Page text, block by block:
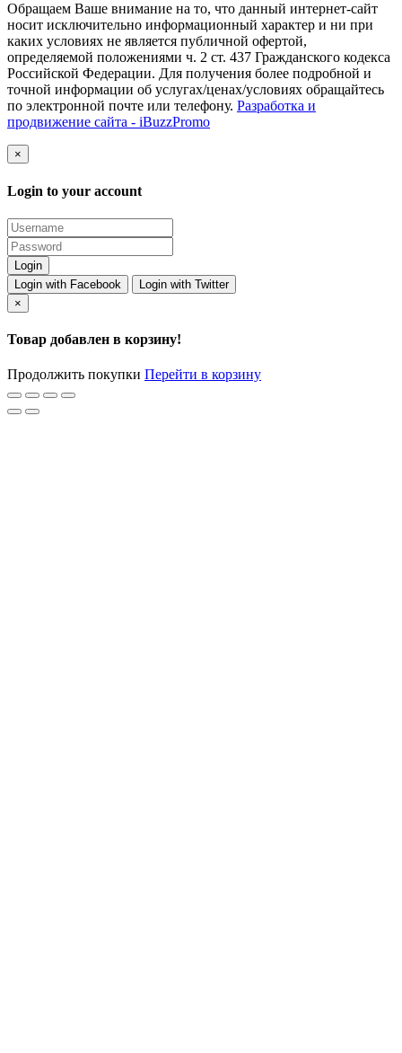
Обращаем Ваше внимание на то, что данный интернет-сайт
носит исключительно информационный характер и ни при
каких условиях не является публичной офертой,
определяемой положениями ч. 2 ст. 437 Гражданского кодекса
Российской Федерации. Для получения более подробной и
точной информации об услугах/ценах/условиях обращайтесь
по электронной почте или телефону. Разработка и
продвижение сайта - iBuzzPromo
×
Login to your account
Login with Facebook
Login with Twitter
×
Товар добавлен в корзину!
Продолжить покупки Перейти в корзину